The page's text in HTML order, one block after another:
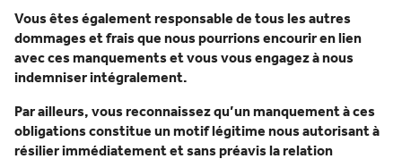
Vous êtes également responsable de tous les autres
dommages et frais que nous pourrions encourir en lien
avec ces manquements et vous vous engagez à nous
indemniser intégralement.
Par ailleurs, vous reconnaissez qu’un manquement à ces
obligations constitue un motif légitime nous autorisant à
résilier immédiatement et sans préavis la relation